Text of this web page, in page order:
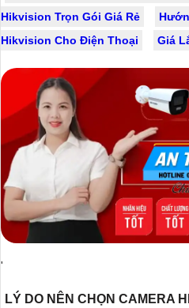
Hikvision Trọn Gói Giá Rẻ
Hikvision Cho Điện Thoại
Giá
'
LÝ DO NÊN CHỌN CAMERA